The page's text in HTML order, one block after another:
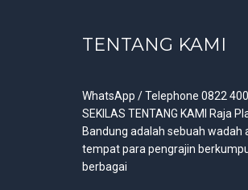
TENTANG KAMI
WhatsApp / Telephone 0822
SEKILAS TENTANG KAMI Raja
Bandung adalah sebuah wadah
tempat para pengrajin
berbagai